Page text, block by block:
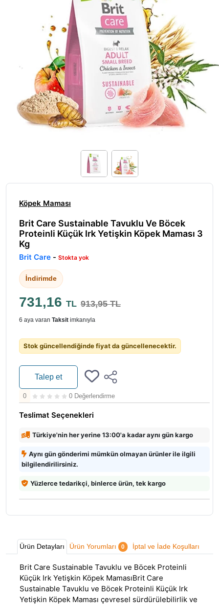
Köpek Maması
Brit Care Sustainable Tavuklu Ve Böcek
Proteinli Küçük Irk Yetişkin Köpek Maması 3
Kg
Brit Care - Stokta yok
İndirimde
731,16 TL 913,95 TL
6 aya varan Taksit imkanıyla
Stok güncellendiğinde fiyat da güncellenecektir.
Talep et
0 0 Değerlendirme
Teslimat Seçenekleri
Türkiye'nin her yerine 13:00'a kadar aynı gün kargo
Aynı gün gönderimi mümkün olmayan ürünler ile ilgili
bilgilendirilirsiniz.
Yüzlerce tedarikçi, binlerce ürün, tek kargo
Ürün Detayları Ürün Yorumları 0 İptal ve İade Koşulları
Brit Care Sustainable Tavuklu ve Böcek Proteinli
Küçük Irk Yetişkin Köpek MamasıBrit Care
Sustainable Tavuklu ve Böcek Proteinli Küçük Irk
Yetişkin Köpek Maması çevresel sürdürülebilirlik ve